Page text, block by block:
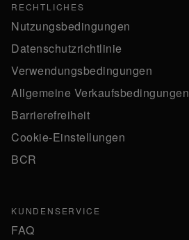
RECHTLICHES
Nutzungsbedingungen
Datenschutzrichtlinie
Verwendungsbedingungen
Allgemeine Verkaufsbedingungen
Barrierefreiheit
Cookie-Einstellungen
BCR
KUNDENSERVICE
FAQ